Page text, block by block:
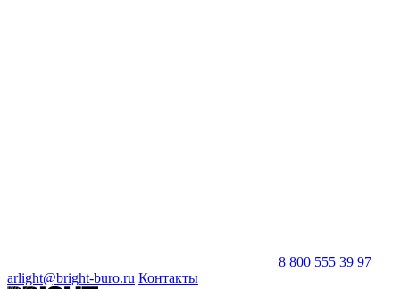
8 800 555 39 97
arlight@bright-buro.ru Контакты